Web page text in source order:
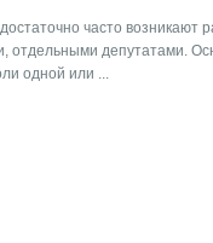
часто возникают
отдельными депутатами.
одной или ...